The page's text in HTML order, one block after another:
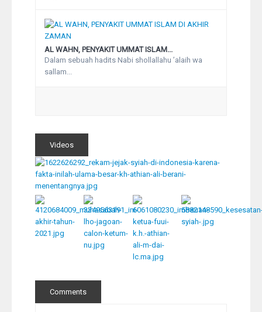
AL WAHN, PENYAKIT UMMAT ISLAM...
Dalam sebuah hadits Nabi shollallahu ’alaih wa
sallam...
Videos
Comments